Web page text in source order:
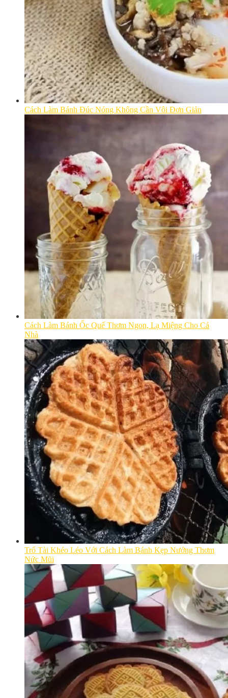
Cách Làm Bánh Đúc Nóng Không Cần Vôi Đơn Giản
Cách Làm Bánh Ốc Quế Thơm Ngon, Lạ Miệng Cho Cả
Nhà
Trổ Tài Khéo Léo Với Cách Làm Bánh Kẹp Nướng Thơm
Nức Mũi